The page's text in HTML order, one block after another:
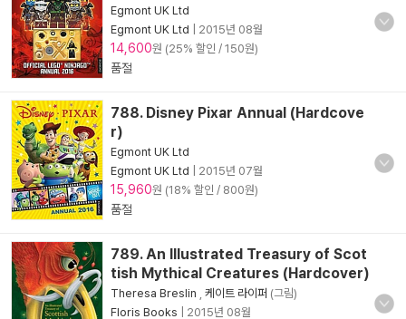
Egmont UK Ltd
Egmont UK Ltd
2015년 08월
14,600원 (25% 할인 / 150원)
품절
788. Disney Pixar Annual (Hardcove
r)
Egmont UK Ltd
Egmont UK Ltd
2015년 07월
15,960원 (18% 할인 / 800원)
품절
789. An Illustrated Treasury of Scot
tish Mythical Creatures (Hardcover)
Theresa Breslin 케이트 라이퍼 (그림)
Floris Books
2015년 08월